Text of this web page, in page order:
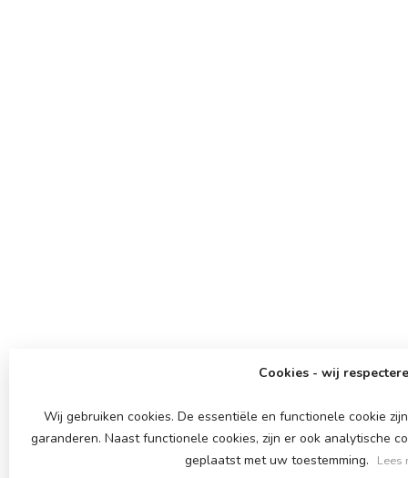
Cookies - wij
Wij gebruiken cookies. De essentiële en functionele cookie
garanderen. Naast functionele cookies, zijn er ook analytische
geplaatst met uw toestemming.
Lees